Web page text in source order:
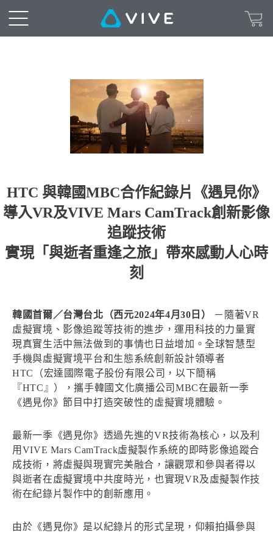
HTC 與韓國MBC合作紀錄片《遇見你》
導入VR及VIVE Mars CamTrack創新影像
追蹤技術
實現「與逝者重逢之旅」帶來感動人心時
刻
韓國首爾／台灣台北（西元2024年4月30日）
－隨著VR
虛擬實境、影像追蹤等技術的進步，運用科技的力量實
現真實生活中無法做到的事情也日益增加。全球智慧型
手機與虛擬實境平台和生態系統創新設計領導者
HTC（宏達國際電子股份有限公司，以下簡稱
『HTC』），攜手韓國文化廣播公司MBC在最新一季
《遇見你》節目中打造突破性的虛擬實境體驗。
最新一季《遇見你》透過先進的VR技術為核心，以及利
用VIVE Mars CamTrack虛擬製作系統的即時影像追蹤合
成技術，將虛擬與現實完美融合，讓觀眾和參與者得以
與逝者在虛擬實境中共度時光，也實現VR及虛擬製作技
術在紀錄片製作中的創新應用。
由於《遇見你》是以紀錄片的形式呈現，仰賴拍攝參與